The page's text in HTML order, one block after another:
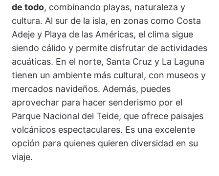
de todo, combinando playas, naturaleza y
cultura. Al sur de la isla, en zonas como Costa
Adeje y Playa de las Américas, el clima sigue
siendo cálido y permite disfrutar de actividades
acuáticas. En el norte, Santa Cruz y La Laguna
tienen un ambiente más cultural, con museos y
mercados navideños. Además, puedes
aprovechar para hacer senderismo por el
Parque Nacional del Teide, que ofrece paisajes
volcánicos espectaculares. Es una excelente
opción para quienes quieren diversidad en su
viaje.